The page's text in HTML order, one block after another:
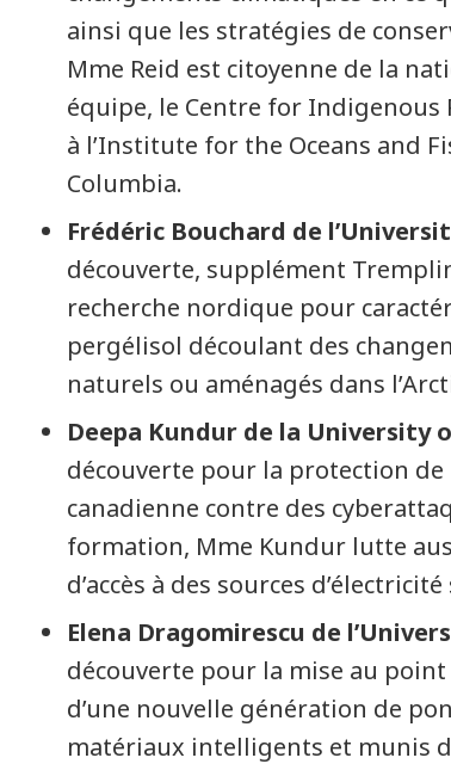
ainsi que les stratégies de
Mme Reid est citoyenne de la
équipe, le Centre for
à l’Institute for the Oceans and
Columbia.
Frédéric Bouchard de
découverte, supplément
recherche nordique pour
pergélisol découlant des
naturels ou aménagés dans
Deepa Kundur de la University
découverte pour la protection
canadienne contre des
formation, Mme Kundur lutte
d’accès à des sources
Elena Dragomirescu de
découverte pour la mise au
d’une nouvelle génération de
matériaux intelligents et munis